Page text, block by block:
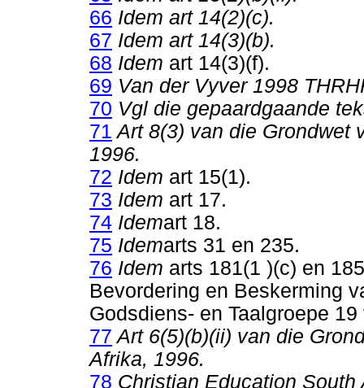
66 Idem art 14(2)(c).
67 Idem art 14(3)(b).
68 Idem art 14(3)(f).
69 Van der Vyver 1998
70 Vgl die gepaardgaande
71 Art 8(3) van die Grondwet
1996.
72 Idem art 15(1).
73 Idem art 17.
74 Idemart 18.
75 Idemarts 31 en 235.
76 Idem arts 181(1 )(c) en
Bevordering en Beskerming
Godsdiens- en Taalgroepe
77 Art 6(5)(b)(ii) van die
Afrika, 1996.
78 Christian Education